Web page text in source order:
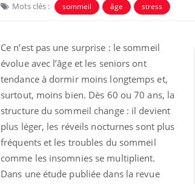
Mots clés : sommeil âge stress
Ce n’est pas une surprise : le sommeil
évolue avec l’âge et les seniors ont
tendance à dormir moins longtemps et,
surtout, moins bien. Dès 60 ou 70 ans, la
structure du sommeil change : il devient
plus léger, les réveils nocturnes sont plus
fréquents et les troubles du sommeil
comme les insomnies se multiplient.
Dans une étude publiée dans la revue